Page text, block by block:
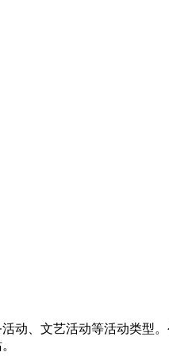
动、文艺活动等活动类型